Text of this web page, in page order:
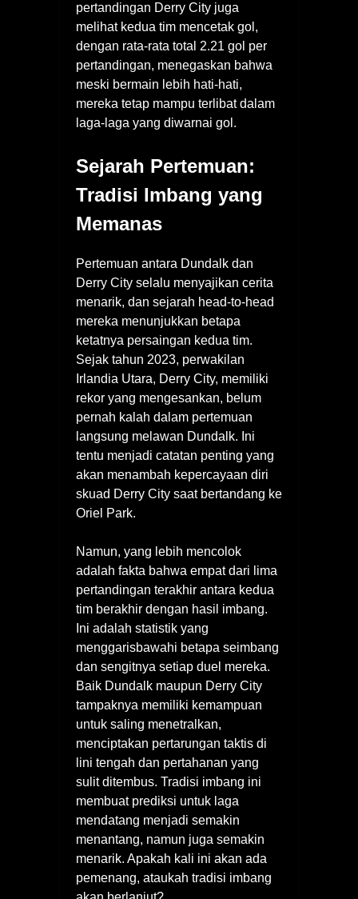
pertandingan Derry City juga
melihat kedua tim mencetak gol,
dengan rata-rata total 2.21 gol per
pertandingan, menegaskan bahwa
meski bermain lebih hati-hati,
mereka tetap mampu terlibat dalam
laga-laga yang diwarnai gol.
Sejarah Pertemuan:
Tradisi Imbang yang
Memanas
Pertemuan antara Dundalk dan
Derry City selalu menyajikan cerita
menarik, dan sejarah head-to-head
mereka menunjukkan betapa
ketatnya persaingan kedua tim.
Sejak tahun 2023, perwakilan
Irlandia Utara, Derry City, memiliki
rekor yang mengesankan, belum
pernah kalah dalam pertemuan
langsung melawan Dundalk. Ini
tentu menjadi catatan penting yang
akan menambah kepercayaan diri
skuad Derry City saat bertandang ke
Oriel Park.
Namun, yang lebih mencolok
adalah fakta bahwa empat dari lima
pertandingan terakhir antara kedua
tim berakhir dengan hasil imbang.
Ini adalah statistik yang
menggarisbawahi betapa seimbang
dan sengitnya setiap duel mereka.
Baik Dundalk maupun Derry City
tampaknya memiliki kemampuan
untuk saling menetralkan,
menciptakan pertarungan taktis di
lini tengah dan pertahanan yang
sulit ditembus. Tradisi imbang ini
membuat prediksi untuk laga
mendatang menjadi semakin
menantang, namun juga semakin
menarik. Apakah kali ini akan ada
pemenang, ataukah tradisi imbang